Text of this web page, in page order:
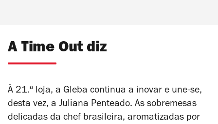
A Time Out diz
À 21.ª loja, a Gleba continua a inovar e une-se,
desta vez, a Juliana Penteado. As sobremesas
delicadas da chef brasileira, aromatizadas por